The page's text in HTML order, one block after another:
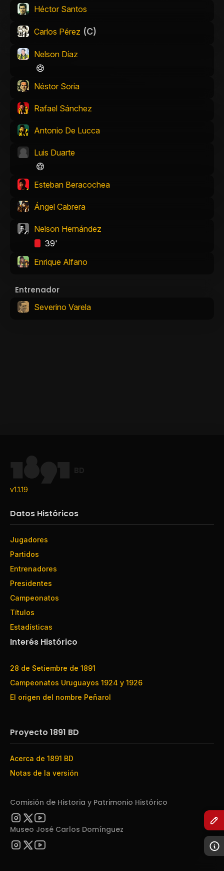
Héctor Santos
Carlos Pérez (C)
Nelson Díaz
Néstor Soria
Rafael Sánchez
Antonio De Lucca
Luis Duarte
Esteban Beracochea
Ángel Cabrera
Nelson Hernández
39'
Enrique Alfano
Entrenador
Severino Varela
BD
v1.1.19
Datos Históricos
Jugadores
Partidos
Entrenadores
Presidentes
Campeonatos
Títulos
Estadísticas
Interés Histórico
28 de Setiembre de 1891
Campeonatos Uruguayos 1924 y 1926
El origen del nombre Peñarol
Proyecto 1891 BD
Acerca de 1891 BD
Notas de la versión
Comisión de Historia y Patrimonio Histórico
Museo José Carlos Domínguez